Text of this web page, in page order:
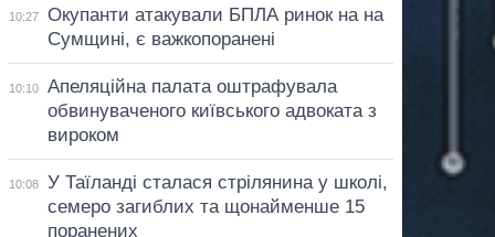
10:27
Окупанти атакували БПЛА ринок на на
Сумщині, є важкопоранені
10:10
Апеляційна палата оштрафувала
обвинуваченого київського адвоката з
вироком
10:08
У Таїланді сталася стрілянина у школі,
семеро загиблих та щонайменше 15
поранених